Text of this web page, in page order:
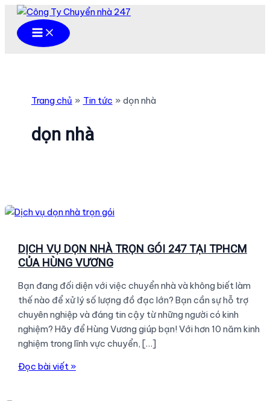
Nhảy
Main
Menu
Trang chủ Tin tức dọn nhà
dọn nhà
DỊCH VỤ DỌN NHÀ TRỌN GÓI 247 TẠI TPHCM
CỦA HÙNG VƯƠNG
Bạn đang đối diện với việc chuyển nhà và không biết làm
thế nào để xử lý số lượng đồ đạc lớn? Bạn cần sự hỗ trợ
chuyên nghiệp và đáng tin cậy từ những người có kinh
nghiệm? Hãy để Hùng Vương giúp bạn! Với hơn 10 năm kinh
nghiệm trong lĩnh vực chuyển, […]
DỊCH
Đọc bài viết »